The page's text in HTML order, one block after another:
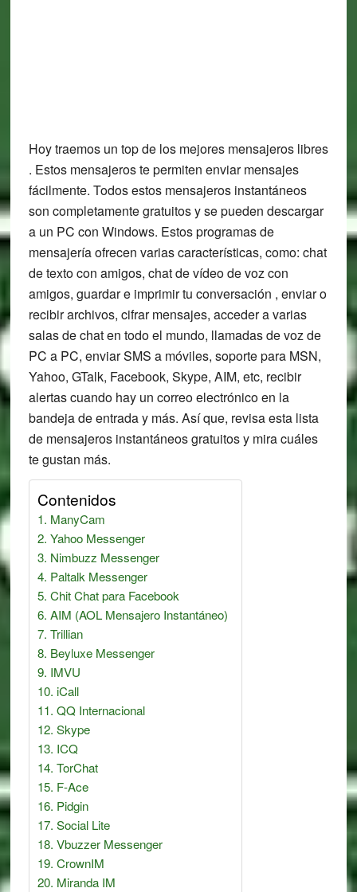
Hoy traemos un top de los mejores mensajeros libres
. Estos mensajeros te permiten enviar mensajes
fácilmente. Todos estos mensajeros instantáneos
son completamente gratuitos y se pueden descargar
a un PC con Windows. Estos programas de
mensajería ofrecen varias características, como: chat
de texto con amigos, chat de vídeo de voz con
amigos, guardar e imprimir tu conversación , enviar o
recibir archivos, cifrar mensajes, acceder a varias
salas de chat en todo el mundo, llamadas de voz de
PC a PC, enviar SMS a móviles, soporte para MSN,
Yahoo, GTalk, Facebook, Skype, AIM, etc, recibir
alertas cuando hay un correo electrónico en la
bandeja de entrada y más. Así que, revisa esta lista
de mensajeros instantáneos gratuitos y mira cuáles
te gustan más.
Contenidos
ManyCam
Yahoo Messenger
Nimbuzz Messenger
Paltalk Messenger
Chit Chat para Facebook
AIM (AOL Mensajero Instantáneo)
Trillian
Beyluxe Messenger
IMVU
iCall
QQ Internacional
Skype
ICQ
TorChat
F-Ace
Pidgin
Social Lite
Vbuzzer Messenger
CrownIM
Miranda IM